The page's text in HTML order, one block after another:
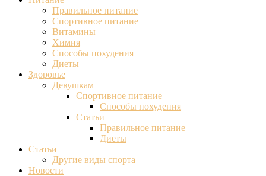
Правильное питание
Спортивное питание
Витамины
Химия
Способы похудения
Диеты
Здоровье
Девушкам
Спортивное питание
Способы похудения
Статьи
Правильное питание
Диеты
Статьи
Другие виды спорта
Новости